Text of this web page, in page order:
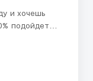
и хочешь
подойдет
–